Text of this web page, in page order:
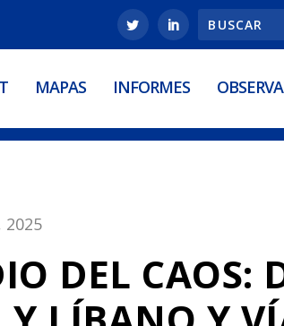
MAPAS INFORMES
2025
DEL CAOS: